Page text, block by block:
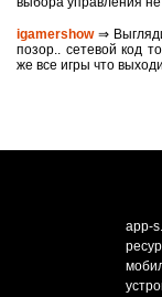
igamershow⇒
позор.. сетевой код
же все игры что
app-